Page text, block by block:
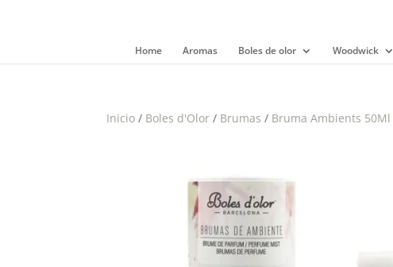
Home Aromas Boles de olor Woodwick
Inicio / Boles d'Olor / Brumas / Bruma Ambients 50Ml